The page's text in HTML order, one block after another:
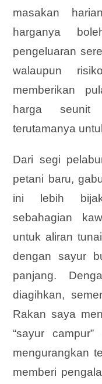
masakan
harganya
pengeluaran
walaupun
memberikan
harga seunit
terutamanya
Dari segi
petani baru,
ini lebih
sebahagian
untuk aliran
dengan sayur
panjang.
diagihkan,
Rakan saya
“sayur
mengurangkan
memberi